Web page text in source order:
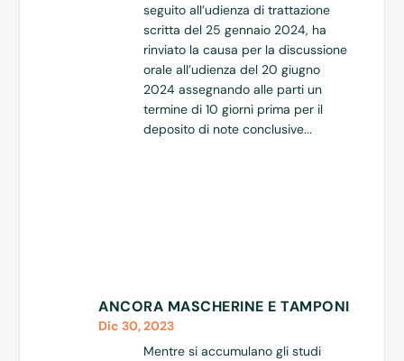
seguito all’udienza di trattazione
scritta del 25 gennaio 2024, ha
rinviato la causa per la discussione
orale all’udienza del 20 giugno
2024 assegnando alle parti un
termine di 10 giorni prima per il
deposito di note conclusive...
ANCORA MASCHERINE E TAMPONI
Dic 30, 2023
Mentre si accumulano gli studi